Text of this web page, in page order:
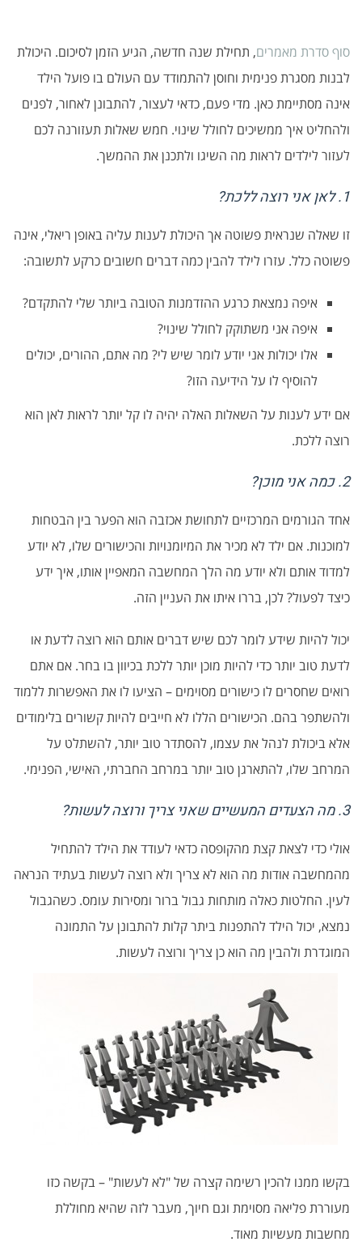
סוף סדרת מאמרים, תחילת שנה חדשה, הגיע הזמן לסיכום. היכולת
לבנות מסגרת פנימית וחוסן להתמודד עם העולם בו פועל הילד
אינה מסתיימת כאן. מדי פעם, כדאי לעצור, להתבונן לאחור, לפנים
ולהחליט איך ממשיכים לחולל שינוי. חמש שאלות תעזורנה לכם
לעזור לילדים לראות מה השיגו ולתכנן את ההמשך.
1. לאן אני רוצה ללכת?
זו שאלה שנראית פשוטה אך היכולת לענות עליה באופן ריאלי, אינה
פשוטה כלל. עזרו לילד להבין כמה דברים חשובים כרקע לתשובה:
איפה נמצאת כרגע ההזדמנות הטובה ביותר שלי להתקדם?
איפה אני משתוקק לחולל שינוי?
אלו יכולות אני יודע לומר שיש לי? מה אתם, ההורים, יכולים
להוסיף לו על הידיעה הזו?
אם ידע לענות על השאלות האלה יהיה לו קל יותר לראות לאן הוא
רוצה ללכת.
2. כמה אני מוכן?
אחד הגורמים המרכזיים לתחושת אכזבה הוא הפער בין הבטחות
למוכנות. אם ילד לא מכיר את המיומנויות והכישורים שלו, לא יודע
למדוד אותם ולא יודע מה הלך המחשבה המאפיין אותו, איך ידע
כיצד לפעול? לכן, בררו איתו את העניין הזה.
יכול להיות שידע לומר לכם שיש דברים אותם הוא רוצה לדעת או
לדעת טוב יותר כדי להיות מוכן יותר ללכת בכיוון בו בחר. אם אתם
רואים שחסרים לו כישורים מסוימים – הציעו לו את האפשרות ללמוד
ולהשתפר בהם. הכישורים הללו לא חייבים להיות קשורים בלימודים
אלא ביכולת לנהל את עצמו, להסתדר טוב יותר, להשתלט על
המרחב שלו, להתארגן טוב יותר במרחב החברתי, האישי, הפנימי.
3. מה הצעדים המעשיים שאני צריך ורוצה לעשות?
אולי כדי לצאת קצת מהקופסה כדאי לעודד את הילד להתחיל
מהמחשבה אודות מה הוא לא צריך ולא רוצה לעשות בעתיד הנראה
לעין. החלטות כאלה מותחות גבול ברור ומסירות עומס. כשהגבול
נמצא, יכול הילד להתפנות ביתר קלות להתבונן על התמונה
המוגדרת ולהבין מה הוא כן צריך ורוצה לעשות.
בקשו ממנו להכין רשימה קצרה של "לא לעשות" – בקשה כזו
מעוררת פליאה מסוימת וגם חיוך, מעבר לזה שהיא מחוללת
מחשבות מעשיות מאוד.